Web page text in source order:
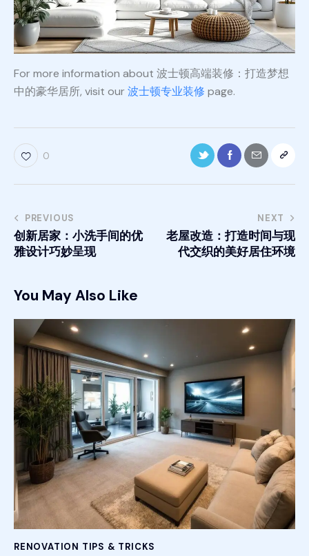
For more information about 波士顿高端装修：打造梦想
中的豪华居所, visit our波士顿专业装修 page.
0
PREVIOUS
创新居家：小洗手间的优
雅设计巧妙呈现
NEXT
老屋改造：打造时间与现
代交织的美好居住环境
You May Also Like
RENOVATION TIPS & TRICKS